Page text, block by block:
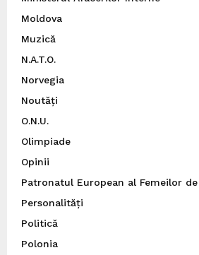
Moldova
Muzică
N.A.T.O.
Norvegia
Noutăți
O.N.U.
Olimpiade
Opinii
Patronatul European al Femeilor
Personalități
Politică
Polonia